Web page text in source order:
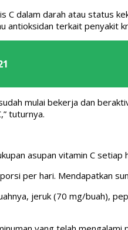
dalam darah atau status
terkait penyakit
mulai bekerja dan
tuturnya.
asupan vitamin C
per hari. Mendapatkan
jeruk (70 mg/buah),